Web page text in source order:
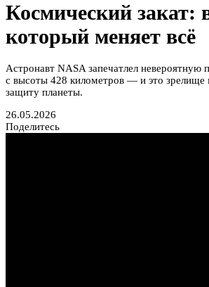
Космический закат:
который меняет всё
Астронавт NASA запечатлел невероятную
с высоты 428 километров — и это зрелище
защиту планеты.
26.05.2026
Поделитесь